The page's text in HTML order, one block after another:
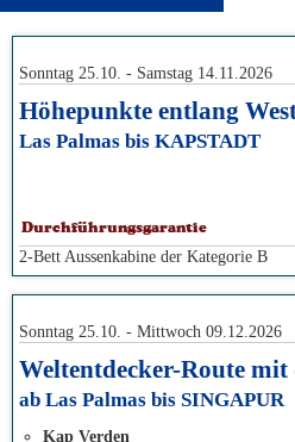
Sonntag 25.10. - Samstag 14.11.2026
Durchführungsgarantie
Höhepunkte entlang
Las Palmas bis KAPSTADT
2-Bett Aussenkabine der Kategorie B
Sonntag 25.10. - Mittwoch 09.12.2026
Weltentdecker-Route
ab Las Palmas bis SINGAPUR
Kap Verden